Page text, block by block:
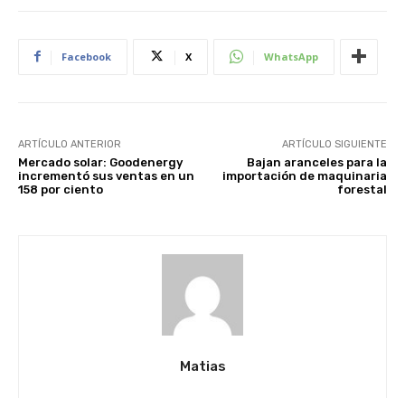
Facebook X WhatsApp
ARTÍCULO ANTERIOR
Mercado solar: Goodenergy
incrementó sus ventas en un
158 por ciento
ARTÍCULO SIGUIENTE
Bajan aranceles para la
importación de maquinaria
forestal
Matias